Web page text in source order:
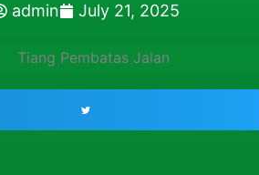
admin July 21, 2025